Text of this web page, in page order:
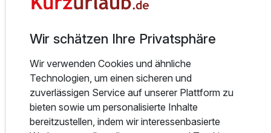
zusätzlichen Schlafsofa, eine voll ausgestattete Küche,
private Sauna! Darüber hinaus bietet es eine ungestörte
Blick auf die malerische Kulisse von See und Bergen.
Zell am See ist ein ganzjährig attraktives Reiseziel, das für
jeden etwas zu bieten hat. Egal, ob Sie zum Skifahren,
Wandern, Schwimmen, Surfen, Golfspielen, Shoppen oder
Wir schätzen Ihre Privatsphäre
Wir verwenden Cookies und ähnliche
Technologien, um einen sicheren und
zuverlässigen Service auf unserer Plattform zu
bieten sowie um personalisierte Inhalte
bereitzustellen, indem wir interessenbasierte